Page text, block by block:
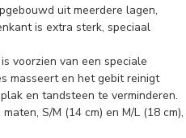
uit meerdere lagen,
is extra sterk, speciaal
voorzien van een speciale
masseert en het gebit reinigt
en tandsteen te verminderen.
S/M (14 cm) en M/L (18 cm),